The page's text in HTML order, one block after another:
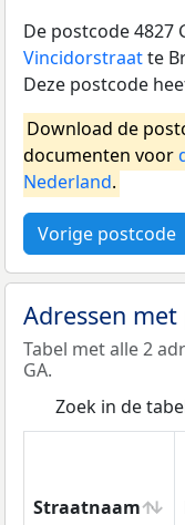
De postcode 4827
Vincidorstraatte
Deze postcode
Download de
documenten voor
Nederland.
Vorige postcode
Adressen met
Tabel met alle 2
GA.
Zoek in de
Straatnaam